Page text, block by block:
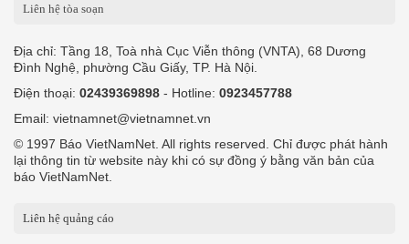
Liên hệ tòa soạn
Địa chỉ: Tầng 18, Toà nhà Cục Viễn thông (VNTA), 68 Dương
Đình Nghệ, phường Cầu Giấy, TP. Hà Nội.
Điện thoại: 02439369898 - Hotline: 0923457788
Email: vietnamnet@vietnamnet.vn
© 1997 Báo VietNamNet. All rights reserved. Chỉ được phát hành
lại thông tin từ website này khi có sự đồng ý bằng văn bản của
báo VietNamNet.
Liên hệ quảng cáo